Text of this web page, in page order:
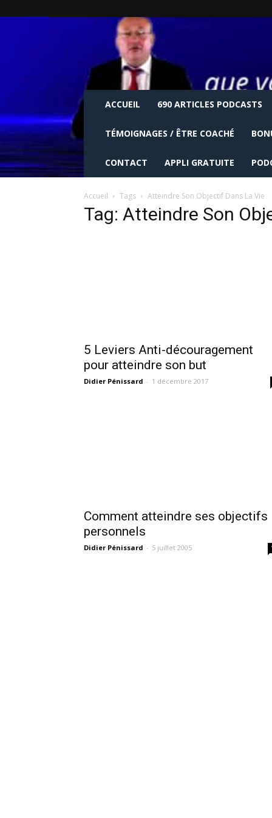
ACCUEIL 690 ARTICLES PODCASTS
TÉMOIGNAGES / ÊTRE COACHÉ
CONTACT APPLI GRATUITE
Accueil Tags Atteindre Son Objectif Dans La Vie
Tag: Atteindre Son
5 Leviers Anti-découragement
pour atteindre son but
Didier Pénissard - 1 décembre 2017
Comment atteindre ses objectifs
personnels
Didier Pénissard - 5 juillet 2005